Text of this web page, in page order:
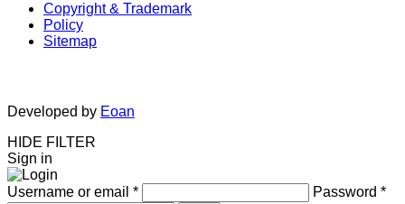
Copyright & Trademark
Policy
Sitemap
Developed by Eoan
HIDE FILTER
Sign in
Username or email * Password *